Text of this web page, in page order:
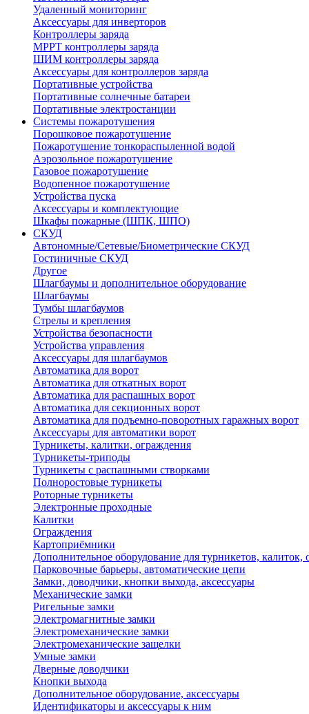
Удаленный мониторинг
Аксессуары для инверторов
Контроллеры заряда
MPPT контроллеры заряда
ШИМ контроллеры заряда
Аксессуары для контроллеров заряда
Портативные устройства
Портативные солнечные батареи
Портативные электростанции
Системы пожаротушения
Порошковое пожаротушение
Пожаротушение тонкораспыленной водой
Аэрозольное пожаротушение
Газовое пожаротушение
Водопенное пожаротушение
Устройства пуска
Аксессуары и комплектующие
Шкафы пожарные (ШПК, ШПО)
СКУД
Автономные/Сетевые/Биометрические СКУД
Гостиничные СКУД
Другое
Шлагбаумы и дополнительное оборудование
Шлагбаумы
Тумбы шлагбаумов
Стрелы и крепления
Устройства безопасности
Устройства управления
Аксессуары для шлагбаумов
Автоматика для ворот
Автоматика для откатных ворот
Автоматика для распашных ворот
Автоматика для секционных ворот
Автоматика для подъемно-поворотных гаражных ворот
Аксессуары для автоматики ворот
Турникеты, калитки, ограждения
Турникеты-триподы
Турникеты с распашными створками
Полноростовые турникеты
Роторные турникеты
Электронные проходные
Калитки
Ограждения
Картоприёмники
Дополнительное оборудование для турникетов, калиток,
Парковочные барьеры, автоматические цепи
Замки, доводчики, кнопки выхода, аксессуары
Механические замки
Ригельные замки
Электромагнитные замки
Электромеханические замки
Электромеханические защелки
Умные замки
Дверные доводчики
Кнопки выхода
Дополнительное оборудование, аксессуары
Идентификаторы и аксессуары к ним